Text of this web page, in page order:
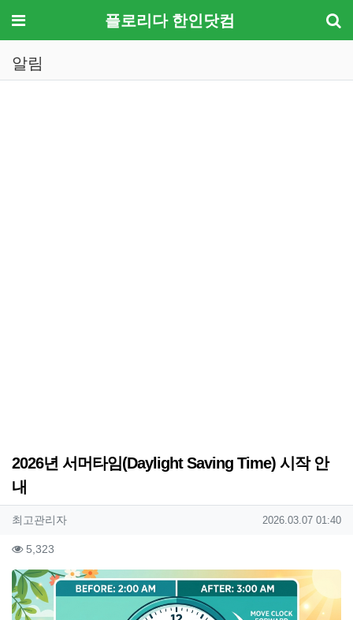
메뉴 플로리다 한인닷컴
알림
2026년 서머타임(Daylight Saving Time) 시작 안
내
작성자 정보
최고관리자작성 작성일
2026.03.07 01:40
컨텐츠 정보
5,323
본문